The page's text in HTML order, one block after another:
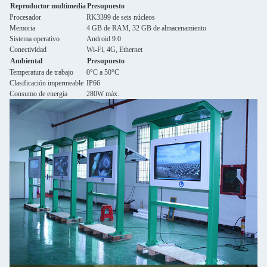
Reproductor multimediaPresupuesto
Procesador
RK3399 de seis núcleos
Memoria
4 GB de RAM, 32 GB de almacenamiento
Sistema operativo
Android 9.0
Conectividad
Wi-Fi, 4G, Ethernet
Ambiental
Presupuesto
Temperatura de trabajo
0°C a 50°C
Clasificación impermeable IP66
Consumo de energía
280W máx.